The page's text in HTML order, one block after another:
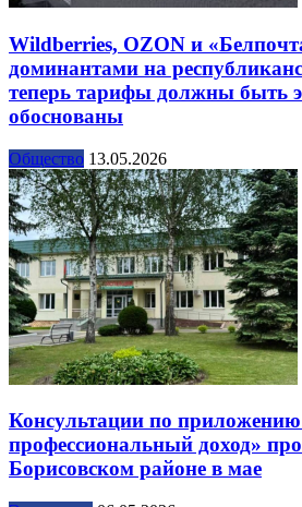
Wildberries, OZON и
доминантами на
теперь тарифы должны быть
обоснованы
Общество 13.05.2026
Консультации по
профессиональный доход»
Борисовском районе в мае